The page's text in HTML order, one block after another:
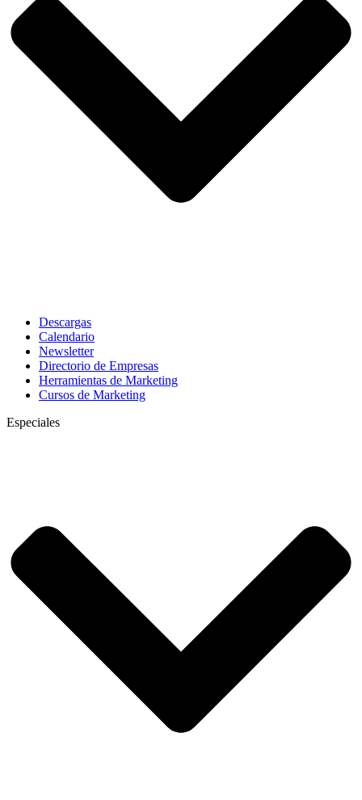
Descargas
Calendario
Newsletter
Directorio de Empresas
Herramientas de Marketing
Cursos de Marketing
Especiales